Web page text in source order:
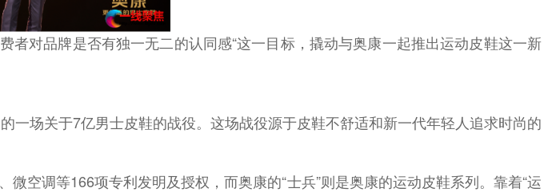
对品牌是否有独一无二的认同感“这一目标，撬动与奥康一起推出运动皮鞋这一新
一场关于7亿男士皮鞋的战役。这场战役源于皮鞋不舒适和新一代年轻人追求时尚的
空调等166项专利发明及授权，而奥康的“士兵”则是奥康的运动皮鞋系列。靠着“运